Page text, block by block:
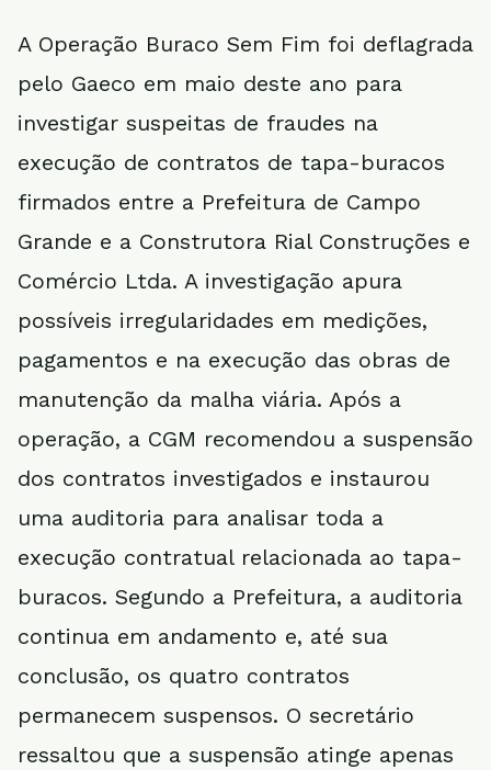
A Operação Buraco Sem Fim foi deflagrada
pelo Gaeco em maio deste ano para
investigar suspeitas de fraudes na
execução de contratos de tapa-buracos
firmados entre a Prefeitura de Campo
Grande e a Construtora Rial Construções e
Comércio Ltda. A investigação apura
possíveis irregularidades em medições,
pagamentos e na execução das obras de
manutenção da malha viária. Após a
operação, a CGM recomendou a suspensão
dos contratos investigados e instaurou
uma auditoria para analisar toda a
execução contratual relacionada ao tapa-
buracos. Segundo a Prefeitura, a auditoria
continua em andamento e, até sua
conclusão, os quatro contratos
permanecem suspensos. O secretário
ressaltou que a suspensão atinge apenas